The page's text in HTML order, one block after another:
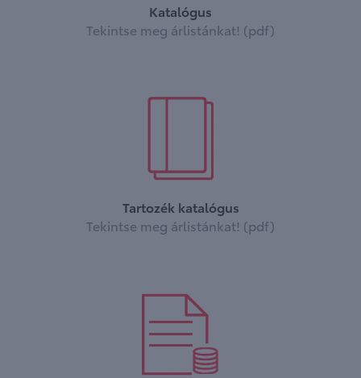
Katalógus
Tekintse meg árlistánkat! (pdf)
Tartozék katalógus
Tekintse meg árlistánkat! (pdf)